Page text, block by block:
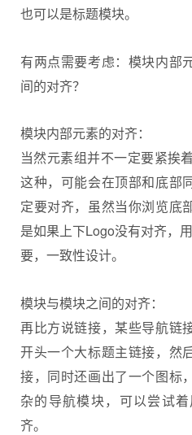
也可以是标题模块。
有两点需要考虑：模块内部
间的对齐？
模块内部元素的对齐：
当然元素组并不一定要紧挨
这种，可能会在顶部和底部
定要对齐，虽然当你浏览底
是如果上下Logo没有对齐，
要，一致性设计。
模块与模块之间的对齐：
再比方说链接，某些导航链
开头一个大标题主链接，然
接，同时还画出了一个图标
杂的导航模块，可以尝试
齐。